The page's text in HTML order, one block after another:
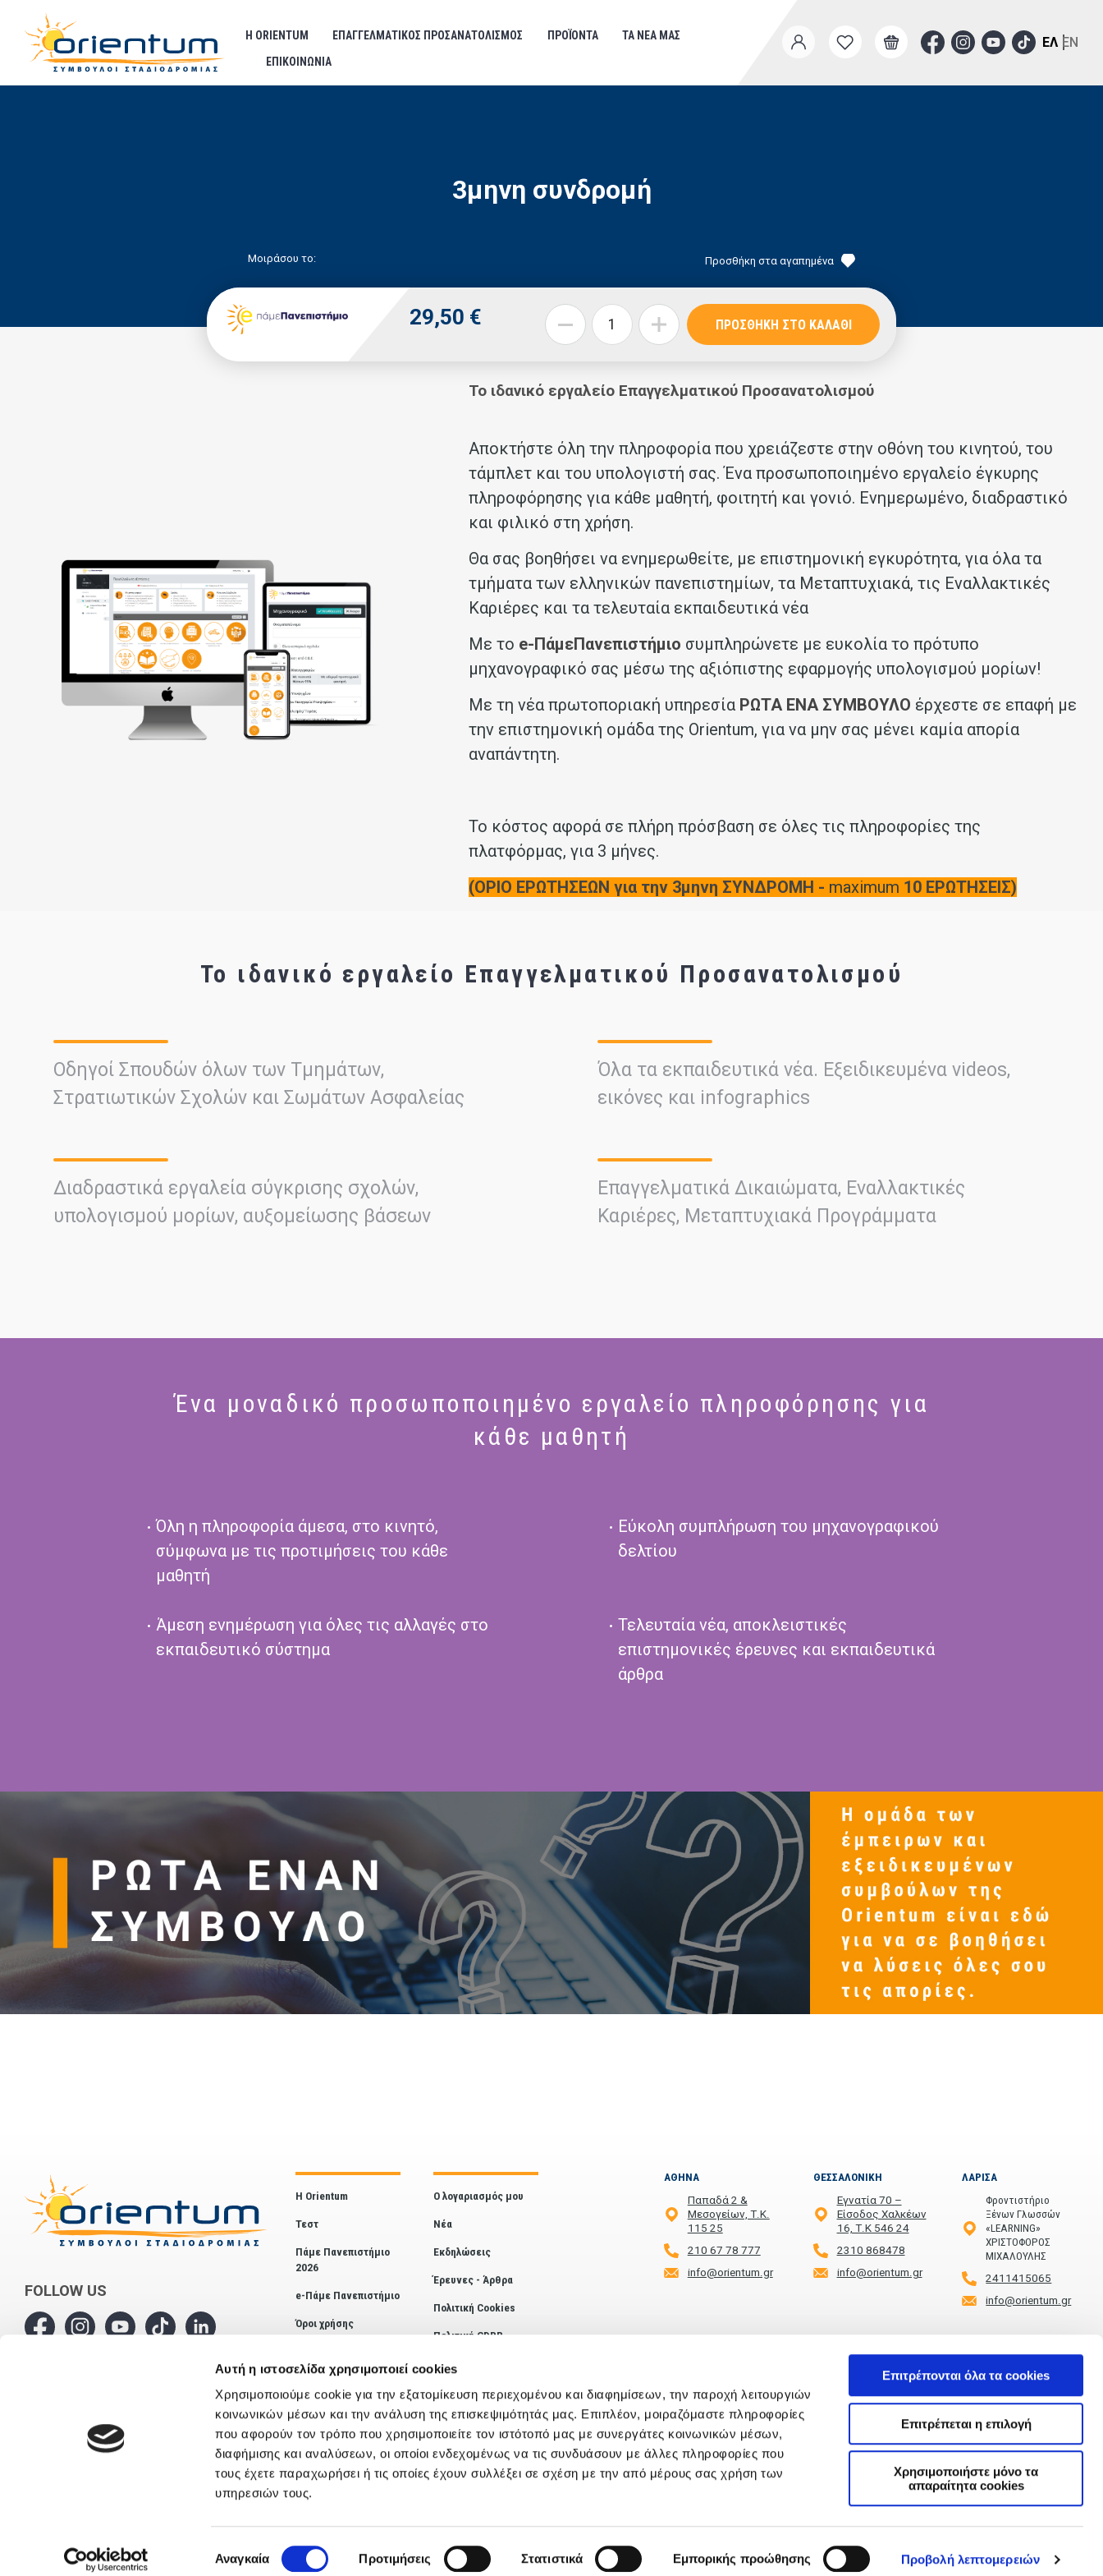
Αυτή η ιστοσελίδα χρησιμοποιεί cookies
Χρησιμοποιούμε cookie για την εξατομίκευση περιεχομένου και διαφημίσεων, την παροχή λειτουργιών
κοινωνικών μέσων και την ανάλυση της επισκεψιμότητάς μας. Επιπλέον, μοιραζόμαστε πληροφορίες
που αφορούν τον τρόπο που χρησιμοποιείτε τον ιστότοπό μας με συνεργάτες κοινωνικών μέσων,
διαφήμισης και αναλύσεων, οι οποίοι ενδεχομένως να τις συνδυάσουν με άλλες πληροφορίες που
τους έχετε παραχωρήσει ή τις οποίες έχουν συλλέξει σε σχέση με την από μέρους σας χρήση των
υπηρεσιών τους.
συγκατάθεσης
Αναγκαία Προτιμήσεις Στατιστικά Εμπορικής προώθησης Προβολή λεπτομερειών
Επιτρέπονται όλα τα cookies
Επιτρέπεται η επιλογή
Χρησιμοποιήστε μόνο τα
απαραίτητα cookies
Η ORIENTUM ΕΠΑΓΓΕΛΜΑΤΙΚΟΣ ΠΡΟΣΑΝΑΤΟΛΙΣΜΟΣ ΠΡΟΪΟΝΤΑ
ΤΑ ΝΕΑ ΜΑΣ
ΕΠΙΚΟΙΝΩΝΊΑ
ΕΛ EN
3μηνη συνδρομή
Μοιράσου το:
29,50 €
Το ιδανικό εργαλείο Επαγγελματικού Προσανατολισμού
Αποκτήστε όλη την πληροφορία που χρειάζεστε στην οθόνη του κινητού, του
τάμπλετ και του υπολογιστή σας. Ένα προσωποποιημένο εργαλείο έγκυρης
πληροφόρησης για κάθε μαθητή, φοιτητή και γονιό. Ενημερωμένο, διαδραστικό
και φιλικό στη χρήση.
Θα σας βοηθήσει να ενημερωθείτε, με επιστημονική εγκυρότητα, για όλα τα
τμήματα των ελληνικών πανεπιστημίων, τα Μεταπτυχιακά, τις Εναλλακτικές
Καριέρες και τα τελευταία εκπαιδευτικά νέα
Με το e-ΠάμεΠανεπιστήμιο συμπληρώνετε με ευκολία το πρότυπο
μηχανογραφικό σας μέσω της αξιόπιστης εφαρμογής υπολογισμού μορίων!
Με τη νέα πρωτοποριακή υπηρεσία ΡΩΤΑ ΕΝΑ ΣΥΜΒΟΥΛΟ έρχεστε σε επαφή με
την επιστημονική ομάδα της Orientum, για να μην σας μένει καμία απορία
αναπάντητη.
Το κόστος αφορά σε πλήρη πρόσβαση σε όλες τις πληροφορίες της
πλατφόρμας, για 3 μήνες.
(ΟΡΙΟ ΕΡΩΤΗΣΕΩΝ για την 3μηνη ΣΥΝΔΡΟΜΗ - maximum 10 ΕΡΩΤΗΣΕΙΣ)
Το ιδανικό εργαλείο Επαγγελματικού Προσανατολισμού
Οδηγοί Σπουδών όλων των Τμημάτων,
Στρατιωτικών Σχολών και Σωμάτων Ασφαλείας
Διαδραστικά εργαλεία σύγκρισης σχολών,
υπολογισμού μορίων, αυξομείωσης βάσεων
Όλα τα εκπαιδευτικά νέα. Εξειδικευμένα videos,
εικόνες και infographics
Επαγγελματικά Δικαιώματα, Εναλλακτικές
Καριέρες, Μεταπτυχιακά Προγράμματα
Ένα μοναδικό προσωποποιημένο εργαλείο πληροφόρησης για
κάθε μαθητή
Όλη η πληροφορία άμεσα, στο κινητό,
σύμφωνα με τις προτιμήσεις του κάθε
μαθητή
Εύκολη συμπλήρωση του μηχανογραφικού
δελτίου
Άμεση ενημέρωση για όλες τις αλλαγές στο
εκπαιδευτικό σύστημα
Τελευταία νέα, αποκλειστικές
επιστημονικές έρευνες και εκπαιδευτικά
άρθρα
FOLLOW US
Η Orientum
Τεστ
Πάμε Πανεπιστήμιο
2026
e-Πάμε Πανεπιστήμιο
Όροι χρήσης
Ο λογαριασμός μου
Νέα
Εκδηλώσεις
Έρευνες - Άρθρα
Πολιτική Cookies
Πολιτική GDPR
Ενημέρωση
ΑΘΗΝΑ
Παπαδά 2 &
Μεσογείων, Τ.Κ.
115 25
210 67 78 777
info@orientum.gr
ΘΕΣΣΑΛΟΝΙΚΗ
Εγνατία 70 –
Είσοδος Χαλκέων
16, Τ.Κ 546 24
2310 868478
info@orientum.gr
ΛΑΡΙΣΑ
Φροντιστήριο
Ξένων Γλωσσών
«LEARNING»
ΧΡΙΣΤΟΦΟΡΟΣ
ΜΙΧΑΛΟΥΛΗΣ
2411415065
info@orientum.gr
by PHAOS
Αριστομένους 1,
Καλαμάτα, 24100
2721101186
info@orientum.gr